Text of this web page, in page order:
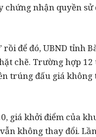
chứng nhận quyền
để đó, UBND tỉnh
chẽ. Trường hợp
trúng đấu giá
giá khởi điểm của
không thay đổi.